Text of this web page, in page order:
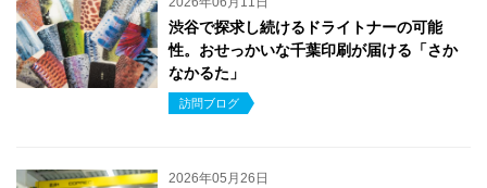
渋谷で探求し続けるドライトナーの可能
性。おせっかいな千葉印刷が届ける「さか
なかるた」
訪問ブログ
2026年05月26日